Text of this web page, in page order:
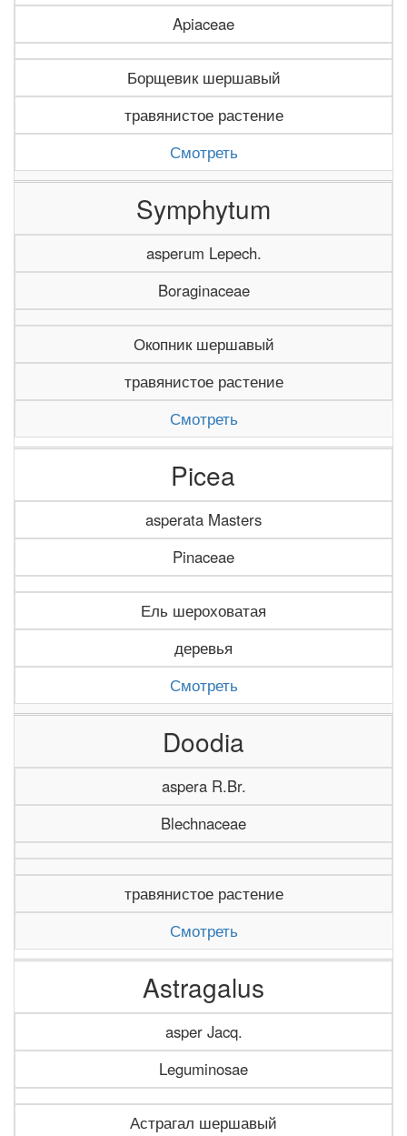
Apiaceae
Борщевик шершавый
травянистое растение
Смотреть
Symphytum
asperum Lepech.
Boraginaceae
Окопник шершавый
травянистое растение
Смотреть
Picea
asperata Masters
Pinaceae
Ель шероховатая
деревья
Смотреть
Doodia
aspera R.Br.
Blechnaceae
травянистое растение
Смотреть
Astragalus
asper Jacq.
Leguminosae
Астрагал шершавый